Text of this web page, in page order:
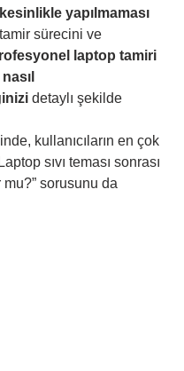
kesinlikle yapılmaması
sürecini ve
laptop tamiri
detaylı şekilde
kullanıcıların en çok
sıvı teması sonrası
sorusunu da